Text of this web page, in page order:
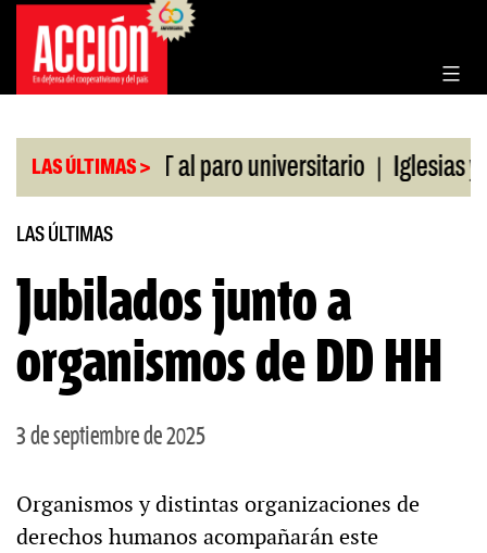
Saltar
contenido
LAS ÚLTIMAS >
de la CGT al paro universitario | Iglesias y
LAS ÚLTIMAS
Jubilados junto a
organismos de DD HH
3 de septiembre de 2025
Organismos y distintas organizaciones de
derechos humanos acompañarán este